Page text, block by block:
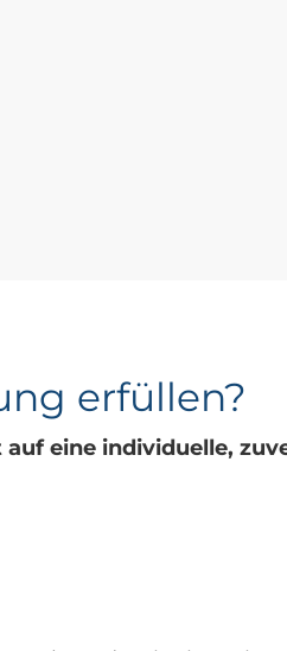
erfüllen?
eine individuelle,